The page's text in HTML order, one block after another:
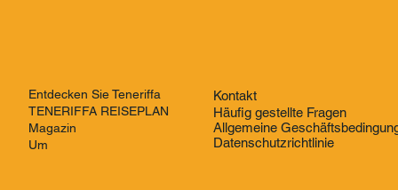
Entdecken Sie Teneriffa
TENERIFFA REISEPLAN
Magazin
Um
Kontakt
Häufig gestellte Fragen
Allgemeine
Datenschutzrichtlinie